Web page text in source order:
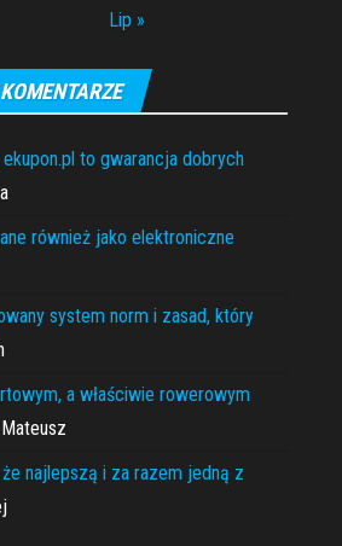
Lip »
to gwarancja dobrych
również jako elektroniczne
system norm i zasad, który
a właściwie rowerowym
najlepszą i za razem jedną z